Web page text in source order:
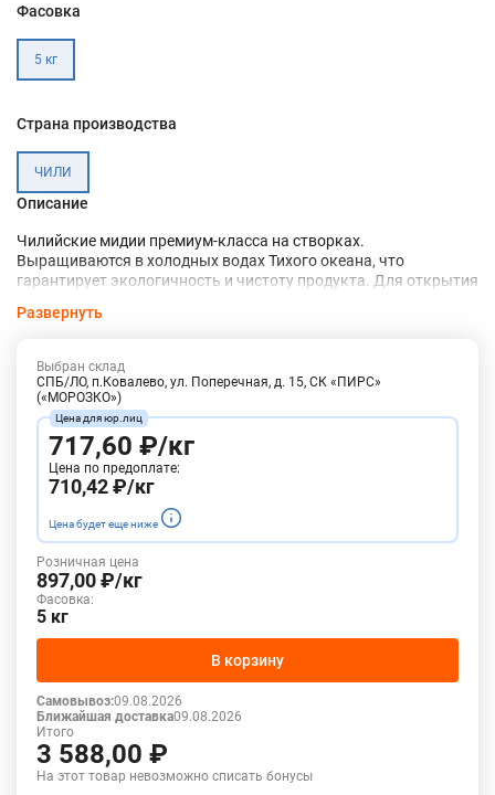
Фасовка
5 кг
Страна производства
ЧИЛИ
Описание
Чилийские мидии премиум-класса на створках.
Выращиваются в холодных водах Тихого океана, что
гарантирует экологичность и чистоту продукта. Для открытия
поступают на фабрику в живом виде сразу после вылова.
Имеют плотную и упругую структура мяса. Шоковая
заморозка сохраняет свежесть и сочность мяса, а тонкий слой
ледяной глазури — прекрасный внешний вид.
Перед подачей рекомендуется сбрызнуть мидии лимонным
соком. Особый вкус продукту придают оригинальные соусы.
Развернуть
Выбран склад
СПБ/ЛО, п.Ковалево, ул. Поперечная, д. 15, СК «ПИРС»
(«МОРОЗКО»)
717,60 ₽/кг
Цена по предоплате:
710,42 ₽/кг
Цена будет еще ниже
Розничная цена
897,00 ₽/кг
Фасовка:
5 кг
В корзину
Самовывоз:09.08.2026
Ближайшая доставка09.08.2026
Итого
3 588,00 ₽
На этот товар невозможно списать бонусы